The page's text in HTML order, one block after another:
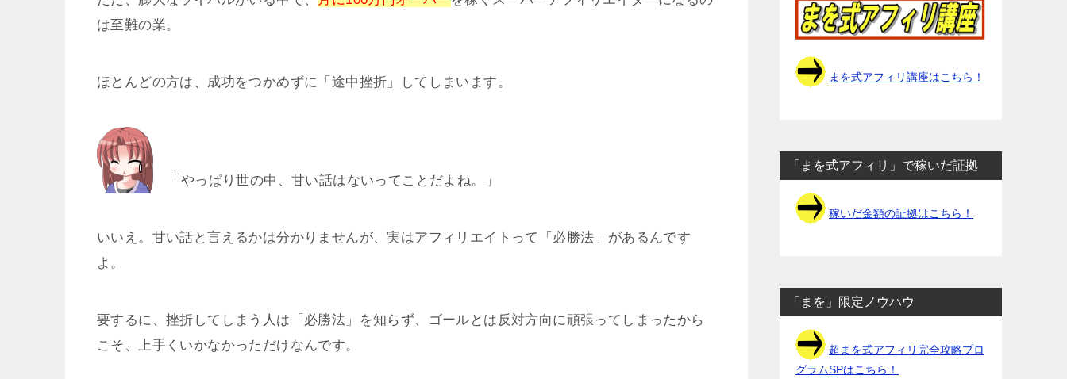
は至難の業。
ほとんどの方は、成功をつかめずに「途中挫折」してしまいます。
「やっぱり世の中、甘い話はないってことだよね。」
いいえ。甘い話と言えるかは分かりませんが、実はアフィリエイトって「必勝法」があるんです
よ。
要するに、挫折してしまう人は「必勝法」を知らず、ゴールとは反対方向に頑張ってしまったから
こそ、上手くいかなかっただけなんです。
まを式アフィリ講座はこちら！
「まを式アフィリ」で稼いだ証拠
稼いだ金額の証拠はこちら！
「まを」限定ノウハウ
超まを式アフィリ完全攻略プロ
グラムSPはこちら！